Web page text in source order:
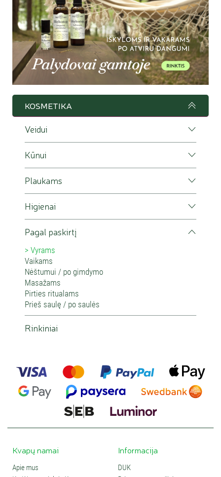
KOSMETIKA
Veidui
Kūnui
Plaukams
Higienai
Pagal paskirtį
Vyrams
Vaikams
Nėštumui / po gimdymo
Masažams
Pirties ritualams
Prieš saulę / po saulės
Rinkiniai
Kvapų namai
Apie mus
Informacija
DUK